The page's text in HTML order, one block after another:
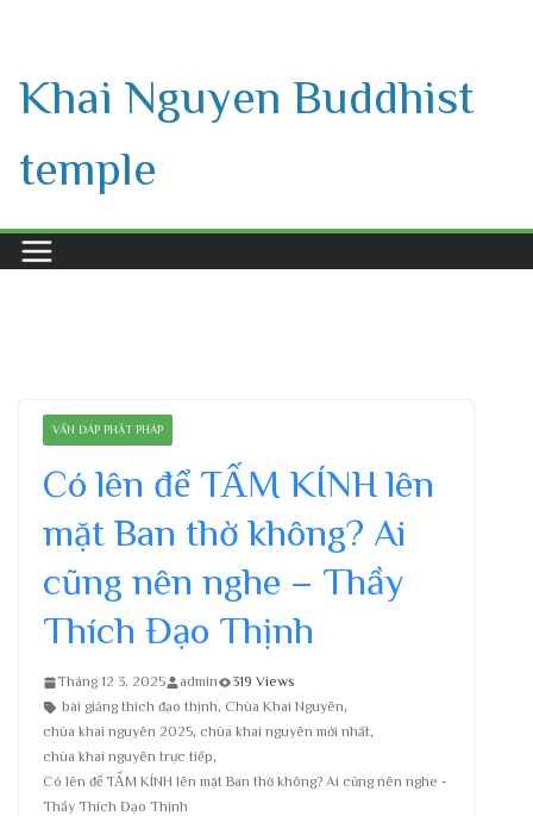
content
Khai Nguyen Buddhist
temple
VẤN ĐÁP PHẬT PHÁP
Có lên để TẤM KÍNH lên
mặt Ban thờ không? Ai
cũng nên nghe – Thầy
Thích Đạo Thịnh
Tháng 12 3, 2025 admin
319 Views
bài giảng thích đạo thịnh, Chùa Khai Nguyên,
chùa khai nguyên 2025, chùa khai nguyên mới nhất,
chùa khai nguyên trực tiếp,
Có lên để TẤM KÍNH lên mặt Ban thờ không? Ai cũng nên nghe -
Thầy Thích Đạo Thịnh